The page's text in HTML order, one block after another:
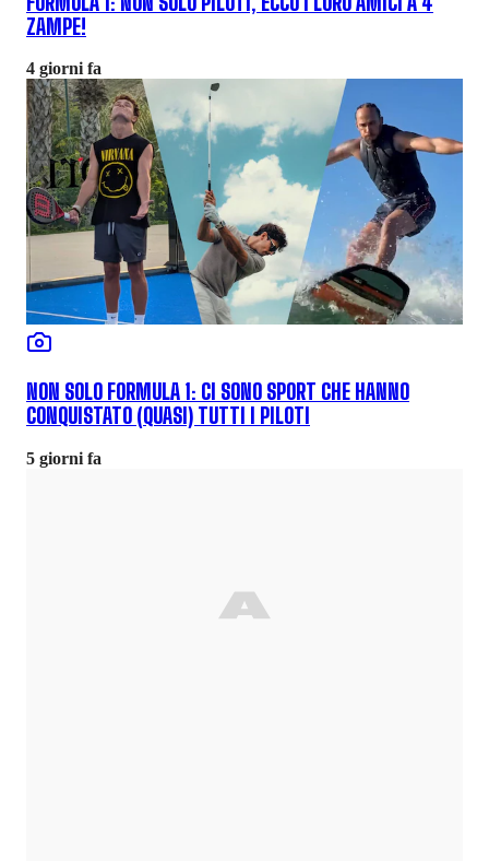
ZAMPE!
4 giorni fa
NON SOLO FORMULA 1: CI SONO SPORT CHE HANNO
CONQUISTATO (QUASI) TUTTI I PILOTI
5 giorni fa